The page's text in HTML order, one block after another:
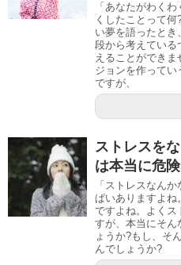
「あなたがわく
くしたことって
い夢を語ったと
段から考えている
えることができ
ジョンを作ってい
ですが、
ストレスを
は本当に危
「ストレスなん
ぱいありますよね
ですよね。よくス
すが、本当にそん
ょうか?もし、そ
んでしょうか?